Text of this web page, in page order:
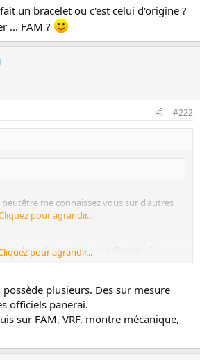
un bracelet ou c'est celui d'origine ?
... FAM ?
#222
peutêtre me connaissez vous sur d'autres
pour agrandir...
un bracelet ou c'est celui d'origine ?
FAM ?
pour agrandir...
plusieurs. Des sur mesure
officiels panerai.
sur FAM, VRF, montre mécanique,